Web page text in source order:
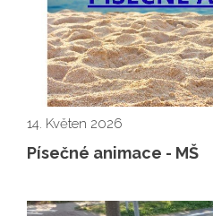
14. Květen 2026
Písečné animace - MŠ